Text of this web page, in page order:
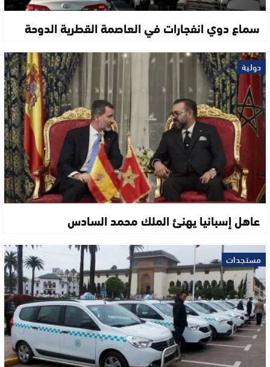
سماع دوي انفجارات في العاصمة القطرية الدوحة
دولية
عاهل إسبانيا يهنئ الملك محمد السادس
مستجدات